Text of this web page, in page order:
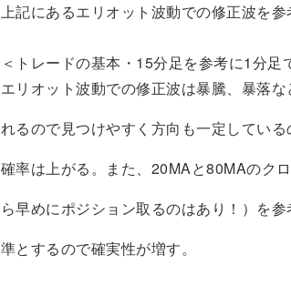
上記にあるエリオット波動での修正波を参
＜トレードの基本・15分足を参考に1分足
エリオット波動での修正波は暴騰、暴落
れるので見つけやすく方向も一定してい
確率は上がる。また、20MAと80MAのク
ら早めにポジション取るのはあり！）を
準とするので確実性が増す。